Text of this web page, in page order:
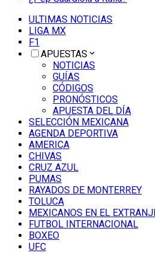
ULTIMAS NOTICIAS
LIGA MX
F1
APUESTAS
NOTICIAS
GUÍAS
CÓDIGOS
PRONÓSTICOS
APUESTA DEL DÍA
SELECCIÓN MEXICANA
AGENDA DEPORTIVA
AMERICA
CHIVAS
CRUZ AZUL
PUMAS
RAYADOS DE MONTERREY
TOLUCA
MEXICANOS EN EL
FUTBOL INTERNACIONAL
BOXEO
UFC